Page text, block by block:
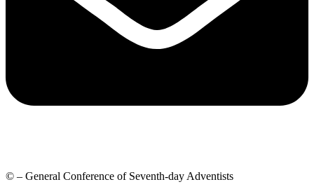
© – General Conference of Seventh-day Adventists